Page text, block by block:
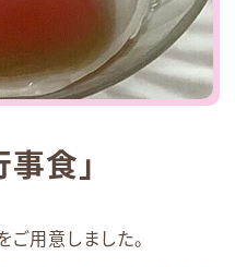
食」
用意しました。